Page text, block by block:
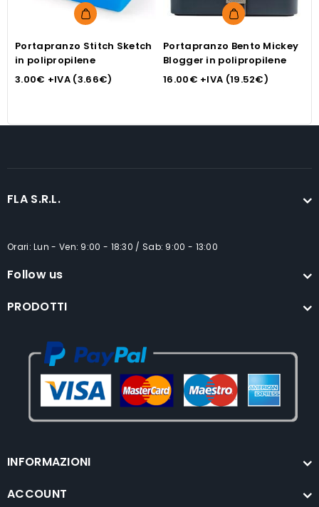
Portapranzo Stitch Sketch
in polipropilene
3.00€ +IVA (3.66€)
Portapranzo Bento Mickey
Blogger in polipropilene
16.00€ +IVA (19.52€)
FLA S.R.L.
Orari: Lun - Ven: 9:00 - 18:30 / Sab: 9:00 - 13:00
Follow us
PRODOTTI
INFORMAZIONI
ACCOUNT